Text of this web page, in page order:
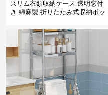
スリム衣類収納ケース 透明窓付
き 綿麻製 折りたたみ式収納ボッ